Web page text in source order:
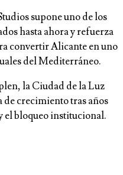
supone uno de los
hasta ahora y refuerza
convertir Alicante en uno
del Mediterráneo.
la Ciudad de la Luz
de crecimiento tras años
el bloqueo institucional.